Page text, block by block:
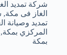
شركة تمديد
الغاز فى مكة,
تمديد وصيانة
المركزي بمكة,
بمكة